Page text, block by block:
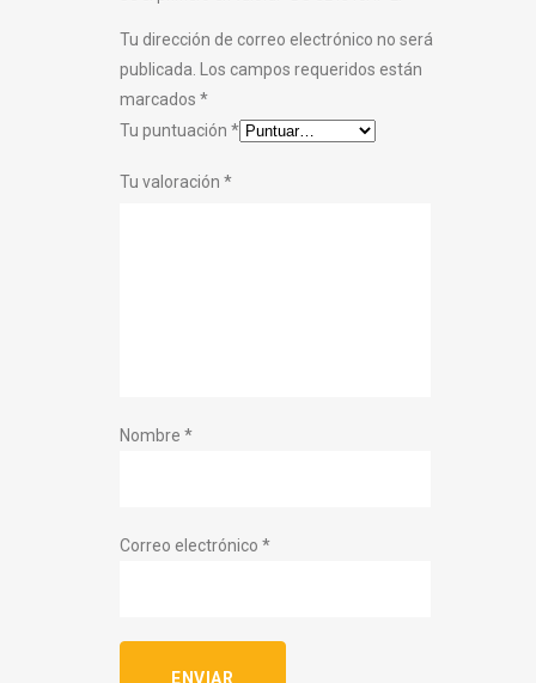
Tu dirección de correo electrónico no será
publicada.
Los campos requeridos están
marcados *
Tu puntuación *
Tu valoración *
Nombre *
Correo electrónico *